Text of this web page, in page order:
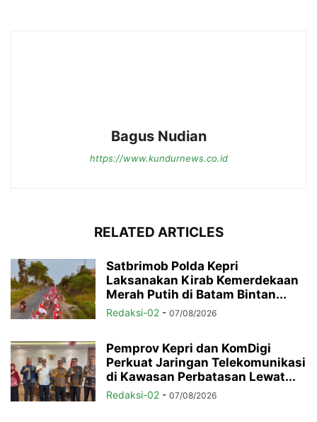
Bagus Nudian
https://www.kundurnews.co.id
RELATED ARTICLES
Satbrimob Polda Kepri
Laksanakan Kirab Kemerdekaan
Merah Putih di Batam Bintan...
Redaksi-02 - 07/08/2026
Pemprov Kepri dan KomDigi
Perkuat Jaringan Telekomunikasi
di Kawasan Perbatasan Lewat...
Redaksi-02 - 07/08/2026